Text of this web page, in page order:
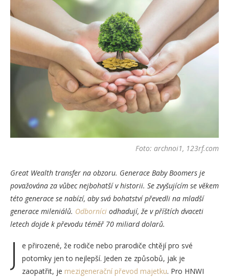
Foto: archnoi1, 123rf.com
Great Wealth transfer na obzoru. Generace Baby Boomers je
považována za vůbec nejbohatší v historii. Se zvyšujícím se věkem
této generace se nabízí, aby svá bohatství převedli na mladší
generace mileniálů. Odborníci odhadují, že v příštích dvaceti
letech dojde k převodu téměř 70 miliard dolarů.
J
e přirozené, že rodiče nebo prarodiče chtějí pro své
potomky jen to nejlepší. Jeden ze způsobů, jak je
zaopatřit, je mezigenerační převod majetku. Pro HNWI